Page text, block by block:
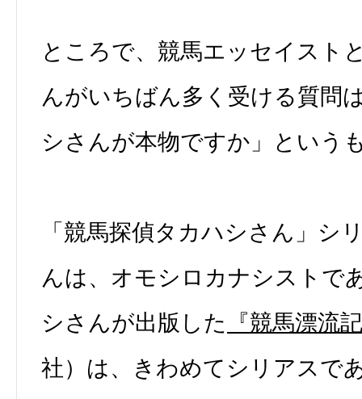
ところで、競馬エッセイスト
んがいちばん多く受ける質問
シさんが本物ですか」という
「競馬探偵タカハシさん」シ
んは、オモシロカナシストで
シさんが出版した
『競馬漂流
社）は、きわめてシリアスで